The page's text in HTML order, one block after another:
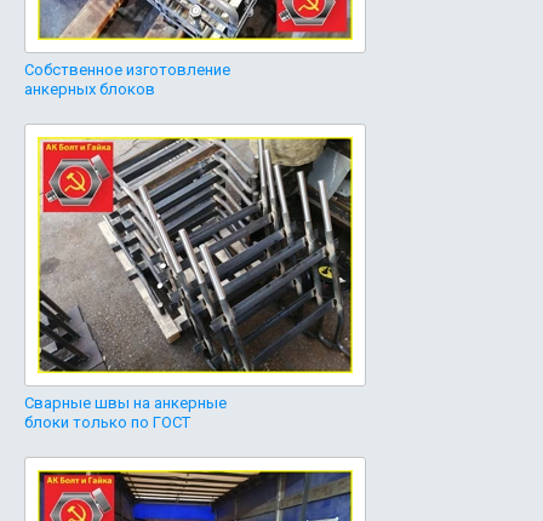
Собственное изготовление
анкерных блоков
Сварные швы на анкерные
блоки только по ГОСТ